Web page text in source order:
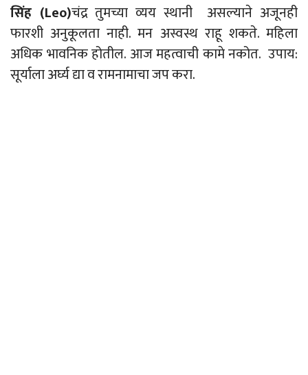
सिंह (Leo)चंद्रतुमच्या व्यय स्थानीअसल्याने अजूनही
फारशी अनुकूलता नाही. मन अस्वस्थ राहू शकते. महिला
अधिक भावनिक होतील. आज महत्वाची कामे नकोत. उपाय:
सूर्याला अर्घ्य द्या व रामनामाचा जप करा.